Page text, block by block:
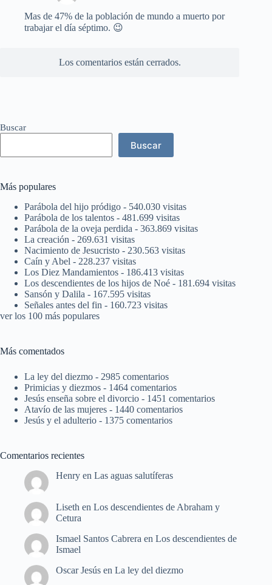
Mas de 47% de la población de mundo a muerto por
trabajar el día séptimo. 😉
Los comentarios están cerrados.
Buscar
Buscar
Más populares
Parábola del hijo pródigo - 540.030 visitas
Parábola de los talentos - 481.699 visitas
Parábola de la oveja perdida - 363.869 visitas
La creación - 269.631 visitas
Nacimiento de Jesucristo - 230.563 visitas
Caín y Abel - 228.237 visitas
Los Diez Mandamientos - 186.413 visitas
Los descendientes de los hijos de Noé - 181.694 visitas
Sansón y Dalila - 167.595 visitas
Señales antes del fin - 160.723 visitas
ver los 100 más populares
Más comentados
La ley del diezmo - 2985 comentarios
Primicias y diezmos - 1464 comentarios
Jesús enseña sobre el divorcio - 1451 comentarios
Atavío de las mujeres - 1440 comentarios
Jesús y el adulterio - 1375 comentarios
Comentarios recientes
Henry en Las aguas salutíferas
Liseth en Los descendientes de Abraham y
Cetura
Ismael Santos Cabrera en Los descendientes de
Ismael
Oscar Jesús en La ley del diezmo